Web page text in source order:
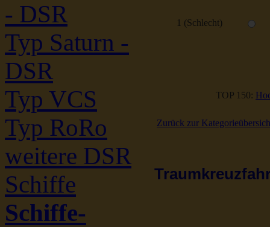
- DSR
Typ Saturn -
DSR
Typ VCS
Typ RoRo
weitere DSR
Schiffe
Schiffe-
1 (Schlecht)
TOP 150:
Zurück zur